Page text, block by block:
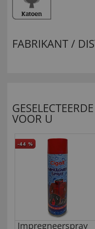
FABRIKANT /
VOOR U
-44 %
Impregneerspray